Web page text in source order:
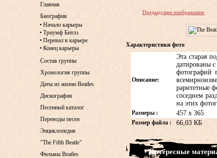
Предыдущее изображение
Характеристики фото
Описание:
Эта старая
датированы
фотографий
раритетные
соседнем
на этих
Размеры : 457 x 365
Размер файла : 66,03 КБ
• Интересные
Главная
Биография
• Начало карьеры
• Триумф Битлз
• Перевал в карьере
• Конец карьеры
Состав группы
Хронология группы
Даты из жизни Beatles
Дискография
Песенный каталог
Переводы песен
Энциклопедия
"The Fifth Beatle"
Фильмы Beatles